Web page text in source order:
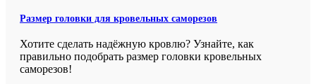
Размер головки для кровельных саморезов
Хотите сделать надёжную кровлю? Узнайте, как
правильно подобрать размер головки кровельных
саморезов!